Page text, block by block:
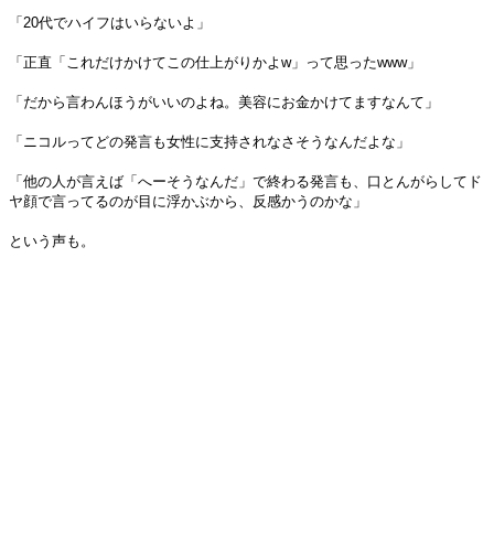
「20代でハイフはいらないよ」
「正直「これだけかけてこの仕上がりかよw」って思ったwww」
「だから言わんほうがいいのよね。美容にお金かけてますなんて」
「ニコルってどの発言も女性に支持されなさそうなんだよな」
「他の人が言えば「へーそうなんだ」で終わる発言も、口とんがらしてド
ヤ顔で言ってるのが目に浮かぶから、反感かうのかな」
という声も。